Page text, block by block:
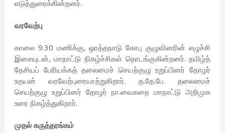
எடுத்துரைக்கின்றனர்.
வரவேற்பு
காலை 9.30 மணிக்கு, ஒரத்தநாடு கோபு குழுவினரின் எழுச்சி
இசையுடன், மாநாட்டு நிகழ்ச்சிகள் தொடங்குகின்றனர். தமிழ்த்
தேசியப் பேரியக்கத் தலைமைச் செயற்குழு உறுப்பினர் தோழர்
உதயன் வரவேற்புரையாற்றுகிறார். த.தே.பே. தலைமைச்
செயற்குழு உறுப்பினர் தோழர் நா.வைகறை மாநாட்டு அறிமுக
உரை நிகழ்த்துகிறார்.
முதல் கருத்தரங்கம்